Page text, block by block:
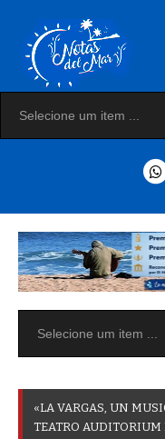
«LA VARGAS UN MUSI
TEATRO AUDITORIUM